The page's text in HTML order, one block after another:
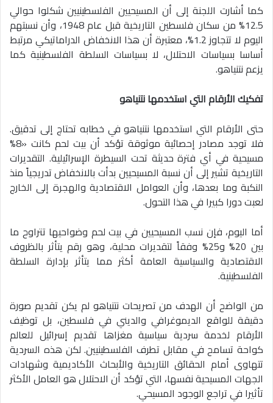
كما أشارت اللجنة إلى أن المسيحيين الفلسطينيين شكلوا حوالي
12.5% من سكان فلسطين التاريخية قبل عام 1948، وأن نسبتهم
اليوم لا تتجاوز 1.2%، معتبرة أن هذا الانخفاض الدراماتيكي مرتبط
أساسا بسياسات الاحتلال، لا بسياسات السلطة الفلسطينية كما
يزعم نتنياهو.
تفكيك الأرقام التي استخدمها نتنياهو
حتى الأرقام التي استخدمها نتنياهو في خطابه تحتاج إلى تدقيق.
فلا توجد مصادر إحصائية موثوقة تؤكد أن بيت لحم كانت «8%
مسيحية في أي فترة حديثة تحت السيطرة الإسرائيلية. التقديرات
التاريخية تشير إلى أن نسبة المسيحيين بدأت بالانخفاض تدريجياً منذ
النكبة وما بعدها، وأن العوامل الاقتصادية والهجرة إلى الخارج
لعبت دورا كبيرا في هذا التحول.
أما اليوم، فإن نسب المسيحيين في بيت لحم وضواحيها تتراوح ما
بين 20% و25% وفقاً لتقديرات محلية، وهو رقم يتأثر بالظروف
الاقتصادية والسياسية العامة أكثر مما يتأثر بإدارة السلطة
الفلسطينية.
من الواضح أن الهدف من تصريحات نتنياهو لم يكن تقديم صورة
دقيقة للواقع الديموغرافي والديني في فلسطين، بل توظيف
الأرقام لخدمة سردية سياسية مغزاها تقديم إسرائيل للعالم
كواحة تسامح في مقابل تطرف الفلسطينيين. لكن هذه السردية
تتهاوى أمام الحقائق التاريخية والأبحاث الأكاديمية وشهادات
الجهات المسيحية نفسها، التي تؤكد أن الاحتلال هو العامل الأكثر
تأثيرا في تراجع الوجود المسيحي.